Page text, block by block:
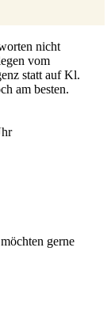
nicht
vom
statt auf Kl.
am besten.
gerne